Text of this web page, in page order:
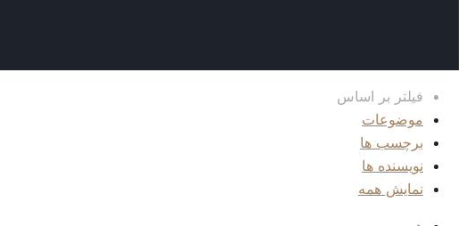
فیلتر بر اساس
موضوعات
برچسب ها
نویسنده ها
نمایش همه